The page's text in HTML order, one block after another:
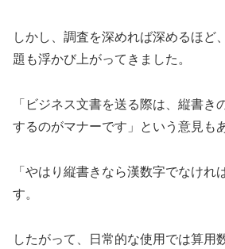
しかし、調査を深めれば深めるほど
題も浮かび上がってきました。
「ビジネス文書を送る際は、縦書き
するのがマナーです」という意見も
「やはり縦書きなら漢数字でなけれ
す。
したがって、日常的な使用では算用